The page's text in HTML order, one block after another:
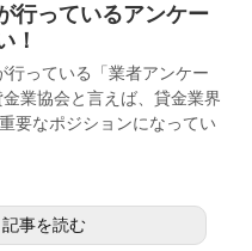
行っているアンケー
！
行っている「業者アンケー
金業協会と言えば、貸金業界
要なポジションになってい
記事を読む